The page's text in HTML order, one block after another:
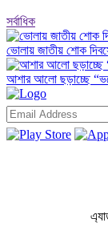
সর্বাধিক
ভোলায় জাতীয় শোক
আশার আলো ছড়াচ্ছে